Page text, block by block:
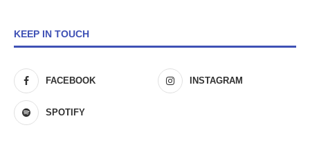
KEEP IN TOUCH
FACEBOOK INSTAGRAM
SPOTIFY